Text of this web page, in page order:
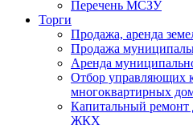
Перечень МСЗУ
Торги
Продажа, аренда
Продажа
Аренда
Отбор управляющих
многоквартирных
Капитальный ремонт
ЖКХ